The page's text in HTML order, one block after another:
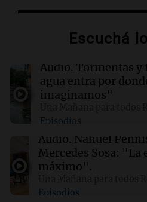
Veranos secos y
Alemania
Berkshire Hathaway
en Google y recompra
21:10 La Cadena del Gol
Boca rescató un
pasar la chance de
Escuchá
Audio. Tormentas
agua entra por
imaginamos"
Episodios
Audio. Nahuel
Mercedes Sosa:
máximo".
Episodios